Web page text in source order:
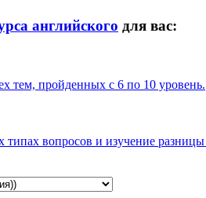
английского для вас:
тем, пройденных с 6 по 10 уровень.
типах вопросов и изучение